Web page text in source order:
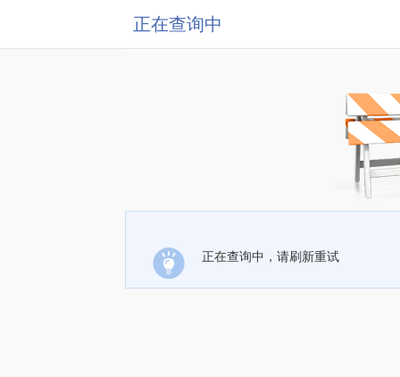
正在查询中
正在查询中，请刷新重试